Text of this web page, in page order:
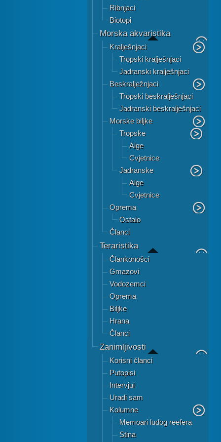
Ribnjaci
Biotopi
Morska akvaristika
Kralješnjaci
Tropski kralješnjaci
Jadranski kralješnjaci
Beskralježnjaci
Tropski beskralješnjaci
Jadranski beskralješnjaci
Morske biljke
Tropske
Alge
Cvjetnice
Jadranske
Alge
Cvjetnice
Oprema
Ostalo
Članci
Teraristika
Člankonošci
Gmazovi
Vodozemci
Oprema
Biljke
Hrana
Članci
Zanimljivosti
Korisni članci
Putopisi
Intervjui
Uradi sam
Kolumne
Memoari ludog reefera
Stina